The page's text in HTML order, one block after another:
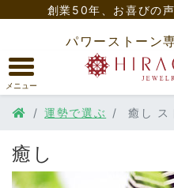
創業50年、 お喜びの
パワーストーン
運勢で選ぶ 癒し ス
癒し